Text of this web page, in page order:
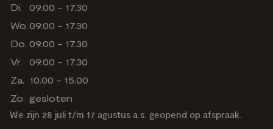
Di.
09.00 - 17.30
Wo. 09.00 - 17.30
Do. 09.00 - 17.30
Vr.
09.00 - 17.30
Za.
10.00 - 15.00
Zo. gesloten
We zijn 28 juli t/m 17 agustus a.s. geopend op afspraak.